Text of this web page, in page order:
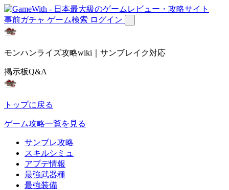
事前ガチャ ゲーム検索 ログイン
モンハンライズ攻略wiki｜サンブレイク対応
掲示板Q&A
トップに戻る
ゲーム攻略一覧を見る
サンブレ攻略
スキルシミュ
アプデ情報
最強武器種
最強装備